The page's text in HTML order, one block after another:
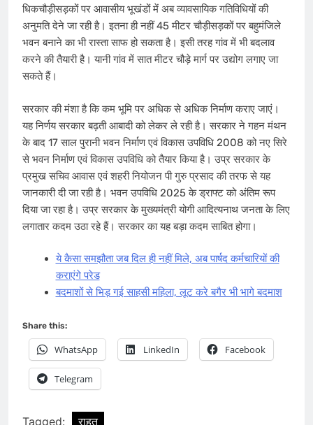
धिकचौड़ीसड़कों पर आवासीय भूखंडों में अब व्यावसायिक गतिवि​​धियों की
अनुमति देने जा रही है। इतना ही नहीं 45 मीटर चौड़ीसड़कों पर बहुमंजिले
भवन बनाने का भी रास्ता साफ हो सकता है। इसी तरह गांव में भी बदलाव
करने की तैयारी है। यानी गांव में सात मीटर चौड़े मार्ग पर उद्योग लगाए जा
सकते हैं।
सरकार की मंशा है कि कम भूमि पर अ​धिक से अ​धिक निर्माण कराए जाएं।
यह निर्णय सरकार बढ़ती आबादी को लेकर ले रही है। सरकार ने गहन मंथन
के बाद 17 साल पुरानी भवन निर्माण एवं विकास उपवि​धि 2008 को नए सिरे
से भवन निर्माण एवं विकास ​उपवि​धि को तैयार किया है। उप्र सरकार के
प्रमुख सचिव आवास एवं शहरी नियोजन पी गुरु प्रसाद की तरफ से यह
जानकारी दी जा रही है। भवन उपवि​धि 2025 के ड्राफ्ट को अंतिम रूप
दिया जा रहा है। उप्र सरकार के मुख्यमंत्री योगी आदित्यनाथ जनता के लिए
लगातार कदम उठा रहे हैं। सरकार का यह बड़ा कदम साबित होगा।
ये कैसा समझौता जब दिल ही नहीं मिले, अब पार्षद कर्मचारियों की
कराएंगे परेड
बदमाशों से भिड़ गई साहसी महिला, लूट करे बगैर भी भागे बदमाश
Share this:
WhatsApp LinkedIn Facebook
Telegram
Tagged: राहत